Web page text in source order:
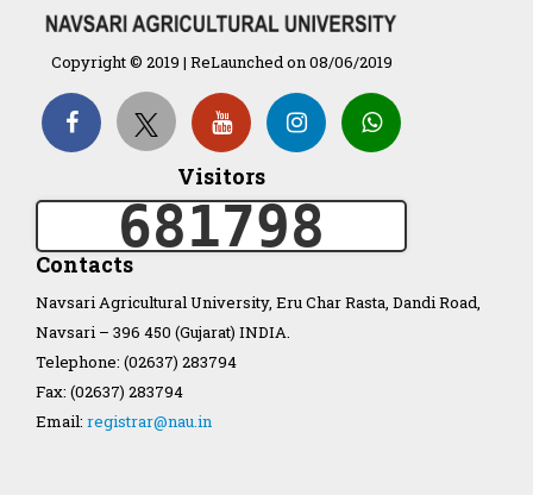
Organization Structure
ખેડુત માર્ગદર્શિકા
Accreditation Certificate
GAU Act 2004
NAU Statute(Revised)
Copyright © 2019 | ReLaunched on 08/06/2019
Visitors
681798
Contacts
Navsari Agricultural University, Eru Char Rasta, Dandi Road,
Navsari – 396 450 (Gujarat) INDIA.
Telephone: (02637) 283794
Fax: (02637) 283794
Email: registrar@nau.in